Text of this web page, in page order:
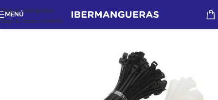
Skip to navigation
Skip to main content
MENÚ